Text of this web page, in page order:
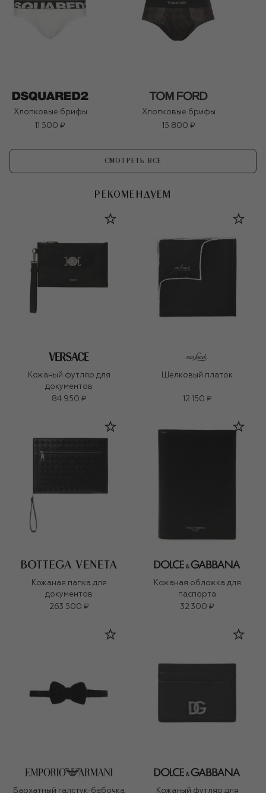
Хлопковые брифы
11 500 ₽
Хлопковые брифы
15 800 ₽
СМОТРЕТЬ ВСЕ
РЕКОМЕНДУЕМ
Кожаный футляр для
документов
84 950 ₽
Шелковый платок
12 150 ₽
Кожаная папка для
документов
263 500 ₽
Кожаная обложка для
паспорта
32 300 ₽
Бархатный галстук-бабочка Кожаный футляр для